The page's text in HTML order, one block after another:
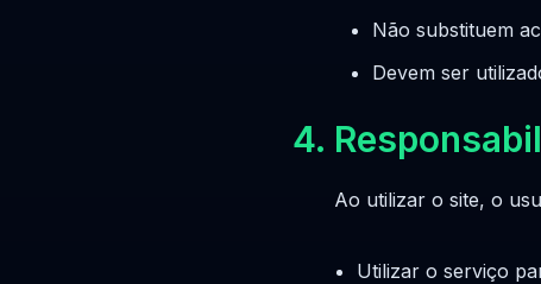
Não substituem
Devem ser
4.
Ao utilizar o site, o
Utilizar o serviço